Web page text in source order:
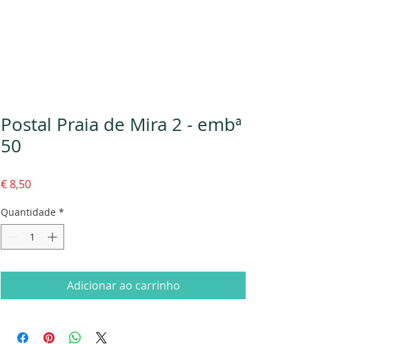
Postal Praia de Mira 2 - embª
50
€ 8,50Preço
Quantidade *
Adicionar ao carrinho